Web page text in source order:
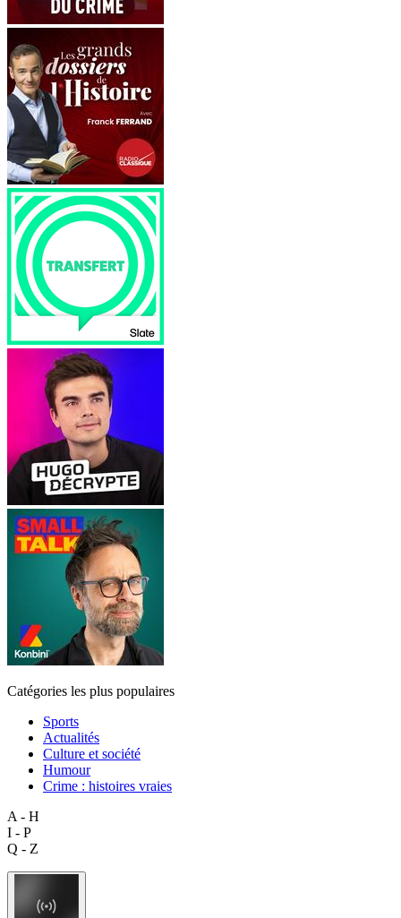
Catégories les plus populaires
Sports
Actualités
Culture et société
Humour
Crime : histoires vraies
A - H
I - P
Q - Z